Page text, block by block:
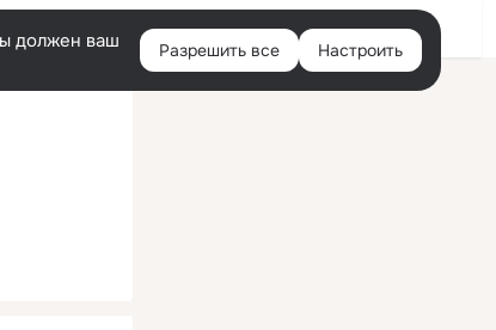
Войти
должен ваш
Разрешить все Настроить